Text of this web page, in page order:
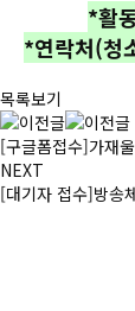
*활
*연락처(청
목록보기
[구글폼접수]가재
NEXT
[대기자 접수]방송